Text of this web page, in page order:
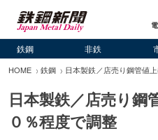
鉄鋼 非鉄
HOME 鉄鋼 日本製鉄／店売り鋼管値
日本製鉄／店売り鋼
０％程度で調整